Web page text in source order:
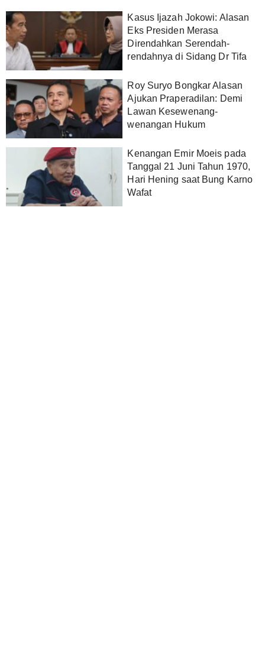
Kasus Ijazah Jokowi: Alasan
Eks Presiden Merasa
Direndahkan Serendah-
rendahnya di Sidang Dr Tifa
Roy Suryo Bongkar Alasan
Ajukan Praperadilan: Demi
Lawan Kesewenang-
wenangan Hukum
Kenangan Emir Moeis pada
Tanggal 21 Juni Tahun 1970,
Hari Hening saat Bung Karno
Wafat